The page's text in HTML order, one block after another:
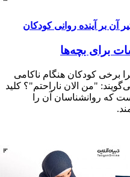
آن بر آینده روانی کودکان
برای بچه‌ها
برخی کودکان هنگام ناکامی
"من الان ناراحتم"؟ کلید
که روانشناسان آن را